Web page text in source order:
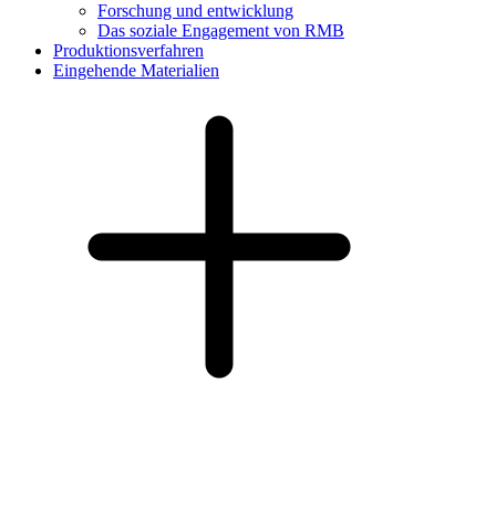
Forschung und entwicklung
Das soziale Engagement von RMB
Produktionsverfahren
Eingehende Materialien